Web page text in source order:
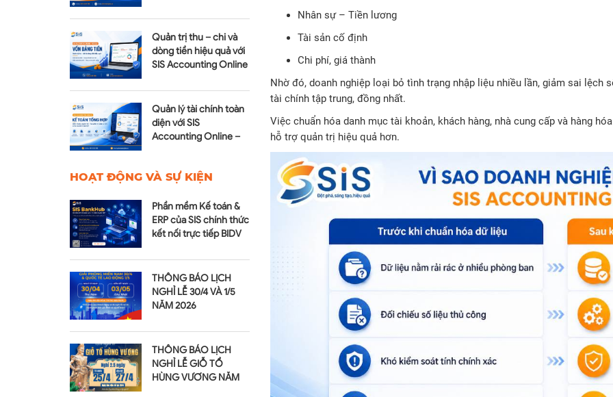
hàng
Quản trị thu – chi và
dòng tiền hiệu quả với
SIS Accounting Online
tiền
Quản lý tài chính toàn
diện với SIS
Accounting Online –
HOẠT ĐỘNG VÀ SỰ KIỆN
Phần mềm Kế toán &
ERP của SIS chính thức
kết nối trực tiếp BIDV
THÔNG BÁO LỊCH
NGHỈ LỄ 30/4 VÀ 1/5
NĂM 2026
THÔNG BÁO LỊCH
NGHỈ LỄ GIỖ TỔ
HÙNG VƯƠNG NĂM
Nhân sự – Tiền lương
Tài sản cố định
Chi phí, giá thành
Nhờ đó, doanh nghiệp loại bỏ tình trạng nhập liệu nhiều lần, giảm sai lệch
tài chính tập trung, đồng nhất.
Việc chuẩn hóa danh mục tài khoản, khách hàng, nhà cung cấp và hàng
hỗ trợ quản trị hiệu quả hơn.